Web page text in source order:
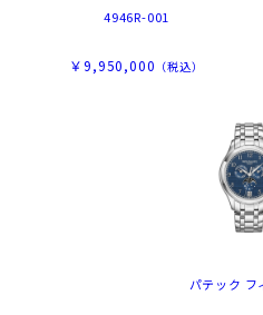
4946R-001
￥9,950,000 （税込）
パテック フ